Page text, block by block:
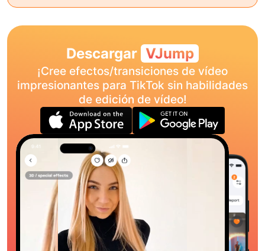
Descargar VJump
¡Cree efectos/transiciones de vídeo
impresionantes para TikTok sin habilidades
de edición de vídeo!